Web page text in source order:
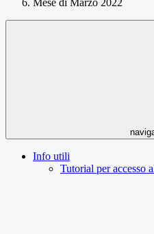
Mese di Marzo 2022
Info utili
Tutorial per accesso